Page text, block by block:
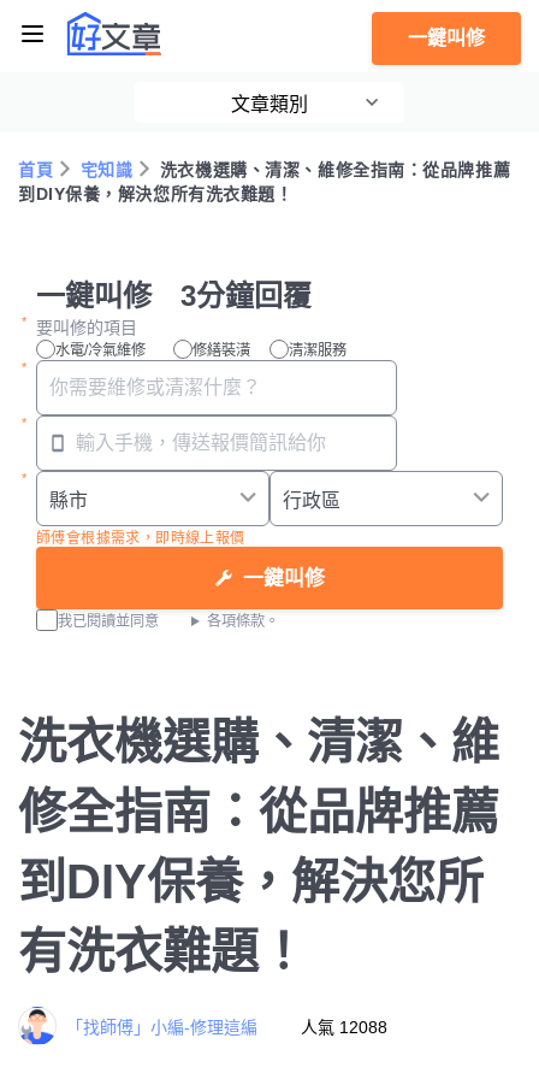
一鍵叫修
文章類別
首頁 宅知識
洗衣機選購、清潔、維修全指南：從品牌推薦
到DIY保養，解決您所有洗衣難題！
一鍵叫修 3分鐘回覆
要叫修的項目
水電/冷氣維修 修繕裝潢 清潔服務
師傅會根據需求，即時線上報價
一鍵叫修
我已閱讀並同意 各項條款。
洗衣機選購、清潔、維
修全指南：從品牌推薦
到DIY保養，解決您所
有洗衣難題！
「找師傅」小編-修理這編 人氣 12088